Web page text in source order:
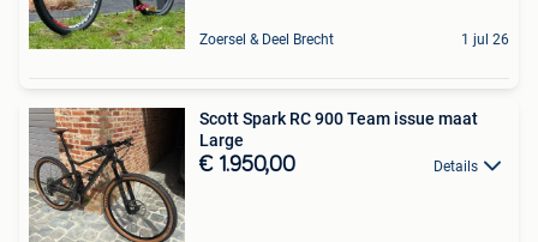
Zoersel & Deel Brecht 1 jul 26
Scott Spark RC 900 Team issue maat
Large
€ 1.950,00 Details